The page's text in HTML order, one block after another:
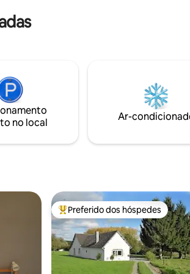
no local
Ar-
hóspedes Entre os melhores preferidos dos
Preferido dos hóspedes